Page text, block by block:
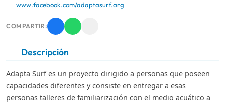
www.facebook.com/adaptasurf.arg
COMPARTIR:
Descripción
Adapta Surf es un proyecto dirigido a personas que poseen
capacidades diferentes y consiste en entregar a esas
personas talleres de familiarización con el medio acuático a